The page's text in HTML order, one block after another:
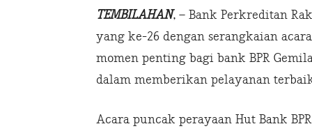
TEMBILAHAN, – Bank Perkreditan
yang ke-26 dengan serangkaian
momen penting bagi bank BPR
dalam memberikan pelayanan
Acara puncak perayaan Hut Bank